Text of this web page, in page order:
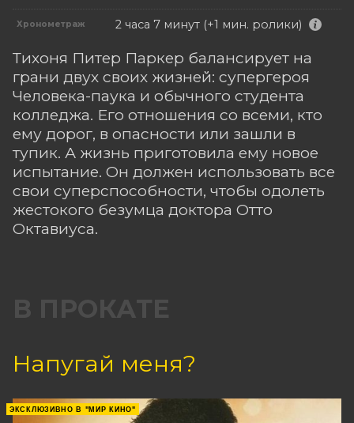
Хронометраж 2 часа 7 минут (+1 мин. ролики)
Тихоня Питер Паркер балансирует на
грани двух своих жизней: супергероя
Человека-паука и обычного студента
колледжа. Его отношения со всеми, кто
ему дорог, в опасности или зашли в
тупик. А жизнь приготовила ему новое
испытание. Он должен использовать все
свои суперспособности, чтобы одолеть
жестокого безумца доктора Отто
Октавиуса.
В ПРОКАТЕ
Напугай меня?
ЭКСКЛЮЗИВНО В "МИР КИНО"